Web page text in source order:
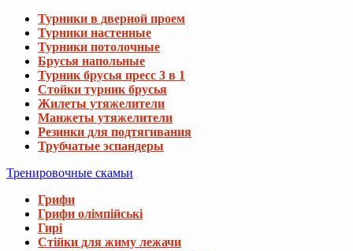
Турники в дверной проем
Турники настенные
Турники потолочные
Брусья напольные
Турник брусья пресс 3 в 1
Стойки турник брусья
Жилеты утяжелители
Манжеты утяжелители
Резинки для подтягивания
Трубчатые эспандеры
Тренировочные скамьи
Грифи
Грифи олімпійські
Гирі
Стійки для жиму лежачи